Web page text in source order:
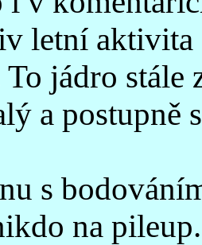
letní
jádro stále
a postupně
s
na